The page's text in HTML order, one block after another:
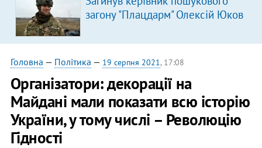
загону "Плацдарм" Олексій Юков
Головна — Політика — 19 серпня 2021, 17:08
Організатори: декорації на
Майдані мали показати всю історію
України, у тому числі – Революцію
Гідності